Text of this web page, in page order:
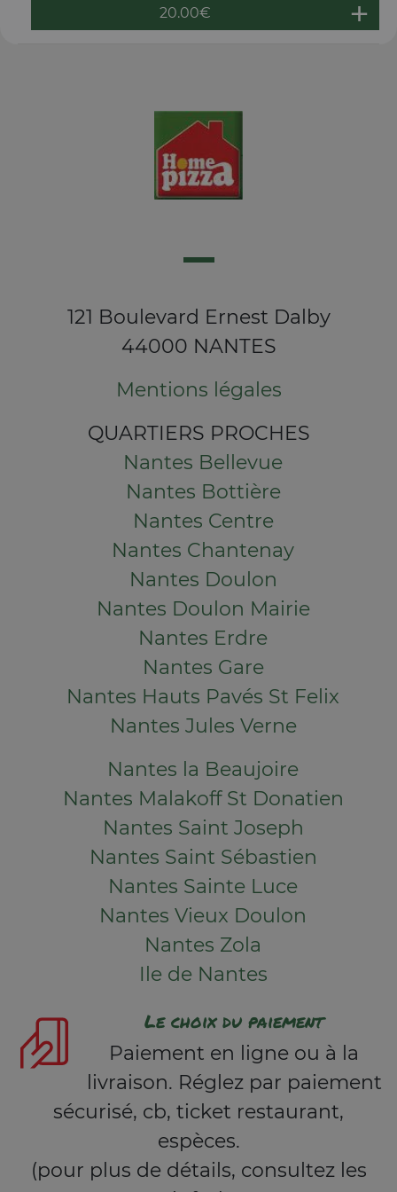
20.00€
121 Boulevard Ernest Dalby
44000 NANTES
Mentions légales
QUARTIERS PROCHES
Nantes Bellevue
Nantes Bottière
Nantes Centre
Nantes Chantenay
Nantes Doulon
Nantes Doulon Mairie
Nantes Erdre
Nantes Gare
Nantes Hauts Pavés St Felix
Nantes Jules Verne
Nantes la Beaujoire
Nantes Malakoff St Donatien
Nantes Saint Joseph
Nantes Saint Sébastien
Nantes Sainte Luce
Nantes Vieux Doulon
Nantes Zola
Ile de Nantes
Le choix du paiement
Paiement en ligne ou à la
livraison. Réglez par paiement
sécurisé, cb, ticket restaurant,
espèces.
(pour plus de détails, consultez les